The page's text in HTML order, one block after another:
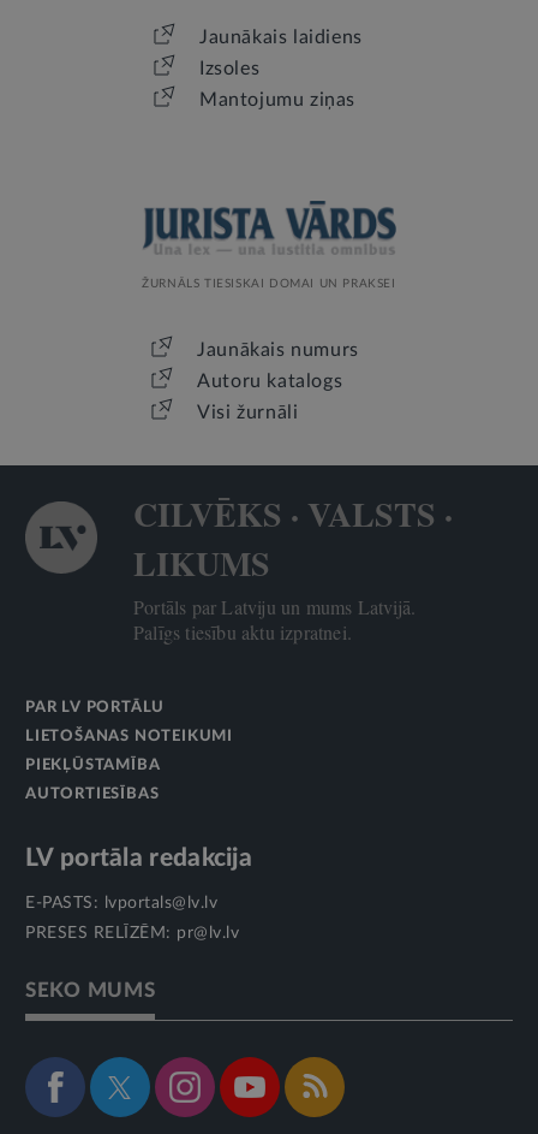
Jaunākais laidiens
Izsoles
Mantojumu ziņas
ŽURNĀLS TIESISKAI DOMAI UN PRAKSEI
Jaunākais numurs
Autoru katalogs
Visi žurnāli
CILVĒKS · VALSTS ·
LIKUMS
Portāls par Latviju un mums Latvijā.
Palīgs tiesību aktu izpratnei.
PAR LV PORTĀLU
LIETOŠANAS NOTEIKUMI
PIEKĻŪSTAMĪBA
AUTORTIESĪBAS
LV portāla redakcija
E-PASTS:
lvportals@lv.lv
PRESES RELĪZĒM: pr@lv.lv
SEKO MUMS